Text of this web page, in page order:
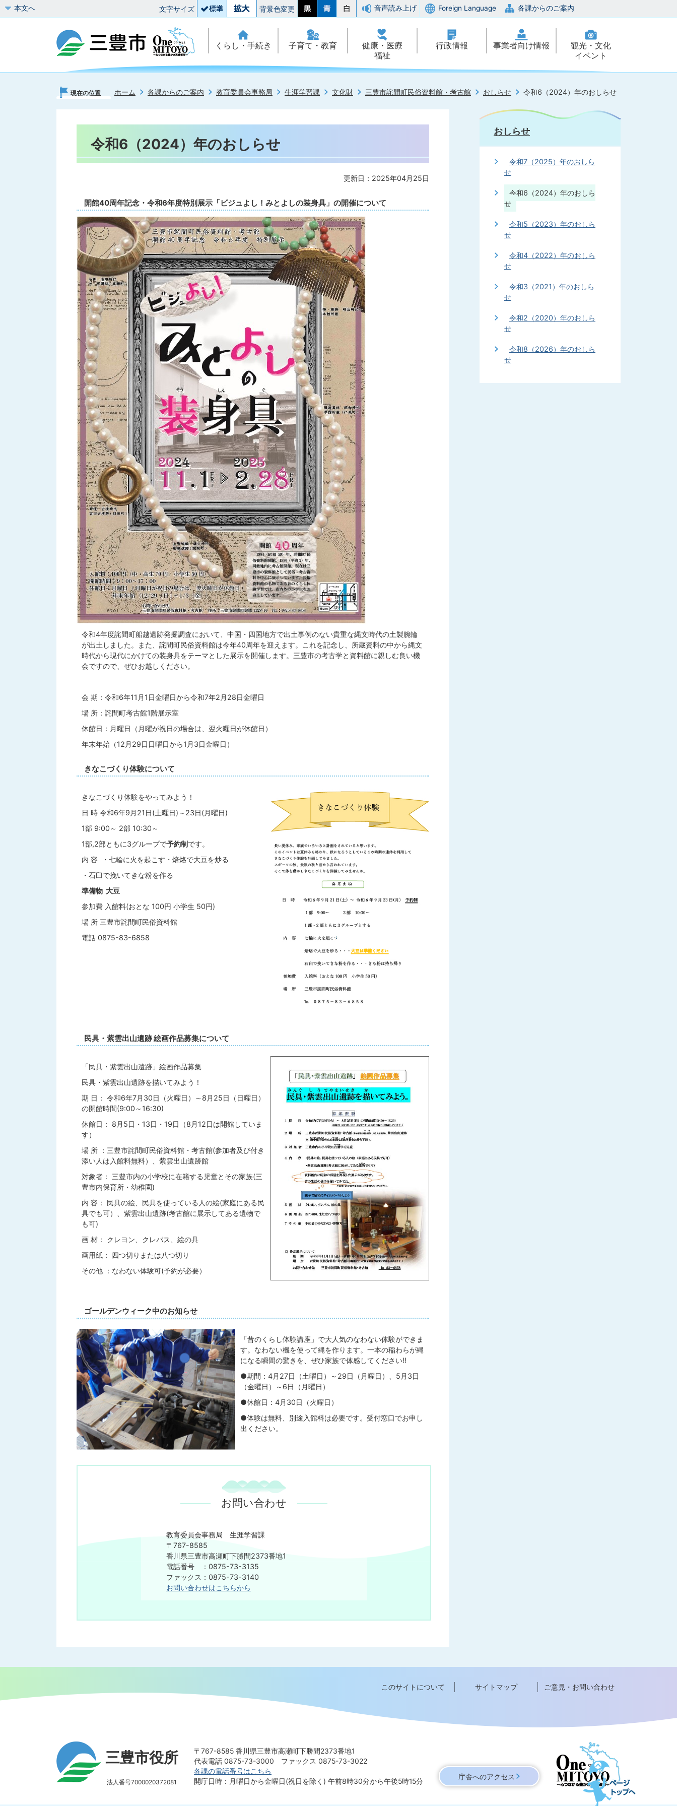
本文へ 文字サイズ 背景色変更 音声読み上げ Foreign Language 各課からのご案内
くらし・手続き 子育て・教育
健康・医療
福祉
行政情報 事業者向け情報
観光・文化
イベント
現在の位置 ホーム 各課からのご案内 教育委員会事務局 生涯学習課 文化財 三豊市詫間町民俗資料館・考古館 おしらせ 令和6（2024）年のおしらせ
令和6（2024）年のおしらせ
更新日：2025年04月25日
開館40周年記念・令和6年度特別展示「ビジュよし！みとよしの装身具」の開催について
令和4年度詫間町船越遺跡発掘調査において、中国・四国地方で出土事例のない貴重な縄文時代の土製腕輪
が出土しました。また、詫間町民俗資料館は今年40周年を迎えます。これを記念し、所蔵資料の中から縄文
時代から現代にかけての装身具をテーマとした展示を開催します。三豊市の考古学と資料館に親しむ良い機
会ですので、ぜひお越しください。
会 期：令和6年11月1日金曜日から令和7年2月28日金曜日
場 所：詫間町考古館1階展示室
休館日：月曜日（月曜が祝日の場合は、翌火曜日が休館日）
年末年始（12月29日日曜日から1月3日金曜日）
きなこづくり体験について
きなこづくり体験をやってみよう！
日 時 令和6年9月21日(土曜日)～23日(月曜日)
1部 9:00～ 2部 10:30～
1部,2部ともに3グループで予約制です。
内 容 ・七輪に火を起こす・焙烙で大豆を炒る
・石臼で挽いてきな粉を作る
準備物 大豆
参加費 入館料(おとな 100円 小学生 50円)
場 所 三豊市詫間町民俗資料館
電話 0875-83-6858
民具・紫雲出山遺跡 絵画作品募集について
「民具・紫雲出山遺跡」絵画作品募集
民具・紫雲出山遺跡を描いてみよう！
期 日： 令和6年7月30日（火曜日）～8月25日（日曜日）
の開館時間(9:00～16:30)
休館日： 8月5日・13日・19日（8月12日は開館していま
す）
場 所 ：三豊市詫間町民俗資料館・考古館(参加者及び付き
添い人は入館料無料）、紫雲出山遺跡館
対象者： 三豊市内の小学校に在籍する児童とその家族(三
豊市内保育所・幼稚園)
内 容： 民具の絵、民具を使っている人の絵(家庭にある民
具でも可）、紫雲出山遺跡(考古館に展示してある遺物で
も可)
画 材： クレヨン、クレパス、絵の具
画用紙： 四つ切りまたは八つ切り
その他 ：なわない体験可(予約が必要）
ゴールデンウィーク中のお知らせ
「昔のくらし体験講座」で大人気のなわない体験ができま
す。なわない機を使って縄を作ります。一本の稲わらが縄
になる瞬間の驚きを、ぜひ家族で体感してください‼
●期間：4月27日（土曜日）～29日（月曜日）、5月3日
（金曜日）～6日（月曜日）
●休館日：4月30日（火曜日）
●体験は無料、別途入館料は必要です。受付窓口でお申し
出ください。
お問い合わせ
教育委員会事務局 生涯学習課
〒767-8585
香川県三豊市高瀬町下勝間2373番地1
電話番号 ：0875-73-3135
ファックス：0875-73-3140
お問い合わせはこちらから
おしらせ
令和7（2025）年のおしら
せ
令和6（2024）年のおしら
せ
令和5（2023）年のおしら
せ
令和4（2022）年のおしら
せ
令和3（2021）年のおしら
せ
令和2（2020）年のおしら
せ
令和8（2026）年のおしら
せ
ペ
ー
ジ
このサイトについて サイトマップ ご意見・お問い合わせ
三豊市役所
法人番号7000020372081
〒767-8585 香川県三豊市高瀬町下勝間2373番地1
代表電話 0875-73-3000 ファックス 0875-73-3022
各課の電話番号はこちら
開庁日時：月曜日から金曜日(祝日を除く) 午前8時30分から午後5時15分
庁舎へのアクセス